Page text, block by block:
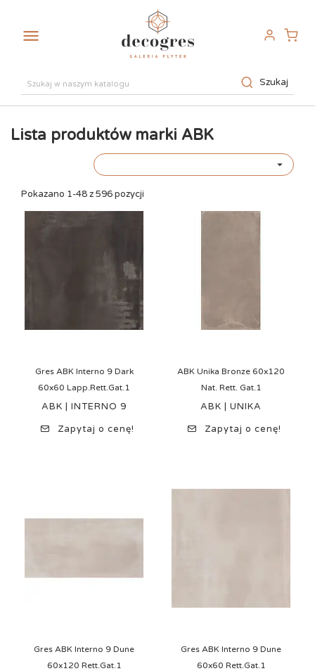

Szukaj
Lista produktów marki ABK

Pokazano 1-48 z 596 pozycji
Gres ABK Interno 9 Dark
60x60 Lapp.Rett.Gat.1
ABK | INTERNO 9
Zapytaj o cenę!
ABK Unika Bronze 60x120
Nat. Rett. Gat.1
ABK | UNIKA
Zapytaj o cenę!
Gres ABK Interno 9 Dune
60x120 Rett.Gat.1
Gres ABK Interno 9 Dune
60x60 Rett.Gat.1